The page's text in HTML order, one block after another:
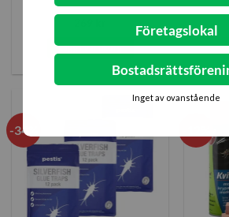
Lägg i varukorg
-34%
Företagslokal
Inget av ovanstående